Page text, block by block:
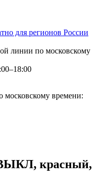
для регионов России
линии по московскому
московскому времени:
красный,